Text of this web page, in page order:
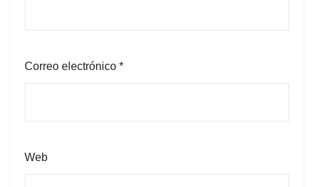
Correo electrónico *
Web